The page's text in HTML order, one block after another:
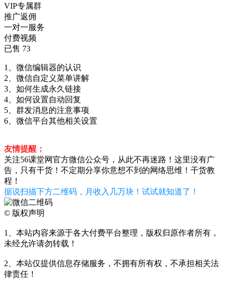
VIP专属群
推广返佣
一对一服务
付费视频
已售 73
1、微信编辑器的认识
2、微信自定义菜单讲解
3、如何生成永久链接
4、如何设置自动回复
5、群发消息的注意事项
6、微信平台其他相关设置
友情提醒：
关注56课堂网官方微信公众号，从此不再迷路！这里没有广
告，只有干货！不定期分享你意想不到的网络思维！干货教
程！
据说扫描下方二维码，月收入几万块！试试就知道了！
© 版权声明
1、本站内容来源于各大付费平台整理，版权归原作者所有，
未经允许请勿转载！
2、本站仅提供信息存储服务，不拥有所有权，不承担相关法
律责任！